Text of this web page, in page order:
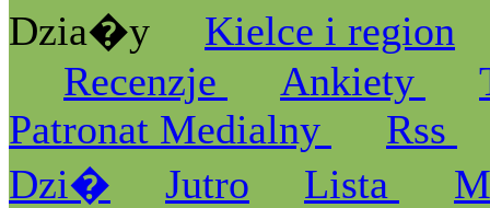
Dzia�y
Kielce i region
Recenzje
Ankiety
Patronat Medialny
Rss
Dzi�
Jutro Lista